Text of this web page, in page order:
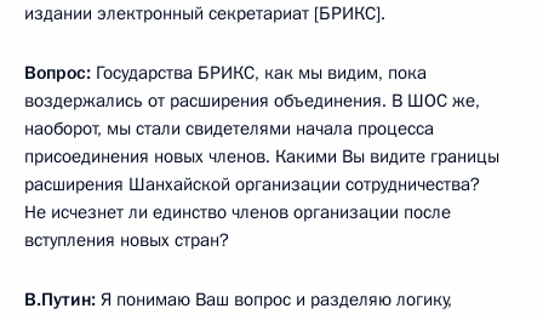
издании электронный секретариат [БРИКС].
Вопрос: Государства БРИКС, как мы видим, пока
воздержались от расширения объединения. В ШОС же,
наоборот, мы стали свидетелями начала процесса
присоединения новых членов. Какими Вы видите границы
расширения Шанхайской организации сотрудничества?
Не исчезнет ли единство членов организации после
вступления новых стран?
В.Путин: Я понимаю Ваш вопрос и разделяю логику,